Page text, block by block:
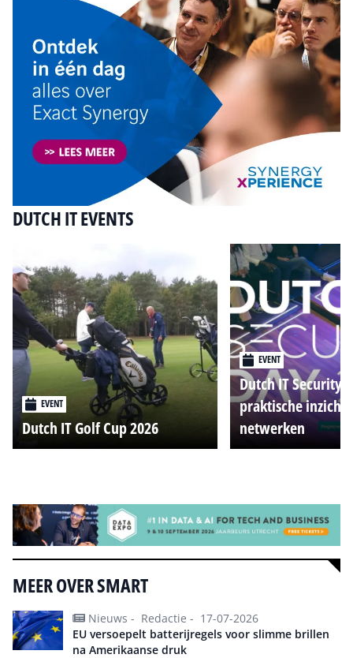
DUTCH IT EVENTS
EVENT
Dutch IT Golf Cup 2026
EVENT
Dutch IT Security
praktische
netwerken
MEER OVER SMART
Nieuws - Redactie - 17-07-2026
EU versoepelt batterijregels voor slimme brillen
na Amerikaanse druk